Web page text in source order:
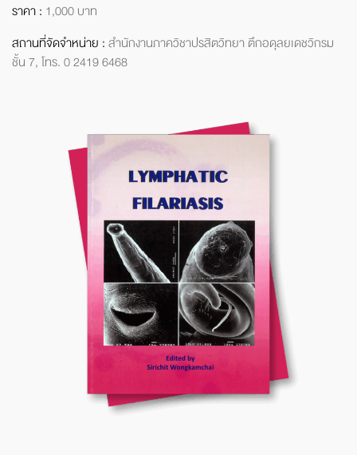
ราคา : 1,000 บาท
สถานที่จัดจำหน่าย :สำนักงานภาควิชาปรสิตวิทยาตึกอดุลยเดชวิกรม
ชั้น 7,โทร. 0 2419 6468